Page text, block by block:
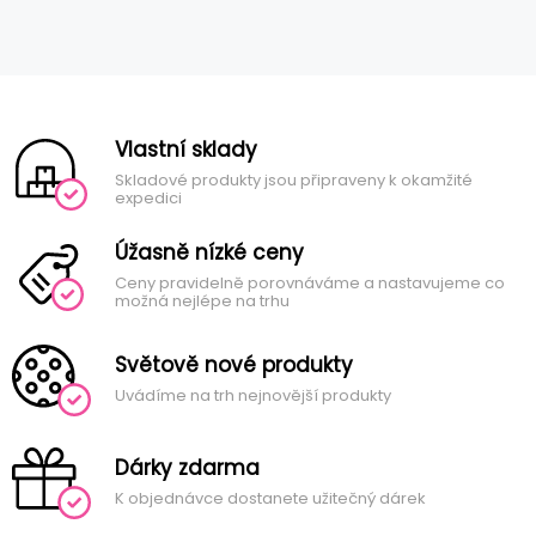
Vlastní sklady
Skladové produkty jsou připraveny k okamžité
expedici
Úžasně nízké ceny
Ceny pravidelně porovnáváme a nastavujeme co
možná nejlépe na trhu
Světově nové produkty
Uvádíme na trh nejnovější produkty
Dárky zdarma
K objednávce dostanete užitečný dárek